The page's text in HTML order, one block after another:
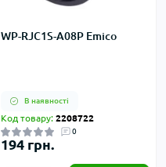
WP-RJC1S-A08P Emico
В наявності
Код товару: 2208722
0
194 грн.